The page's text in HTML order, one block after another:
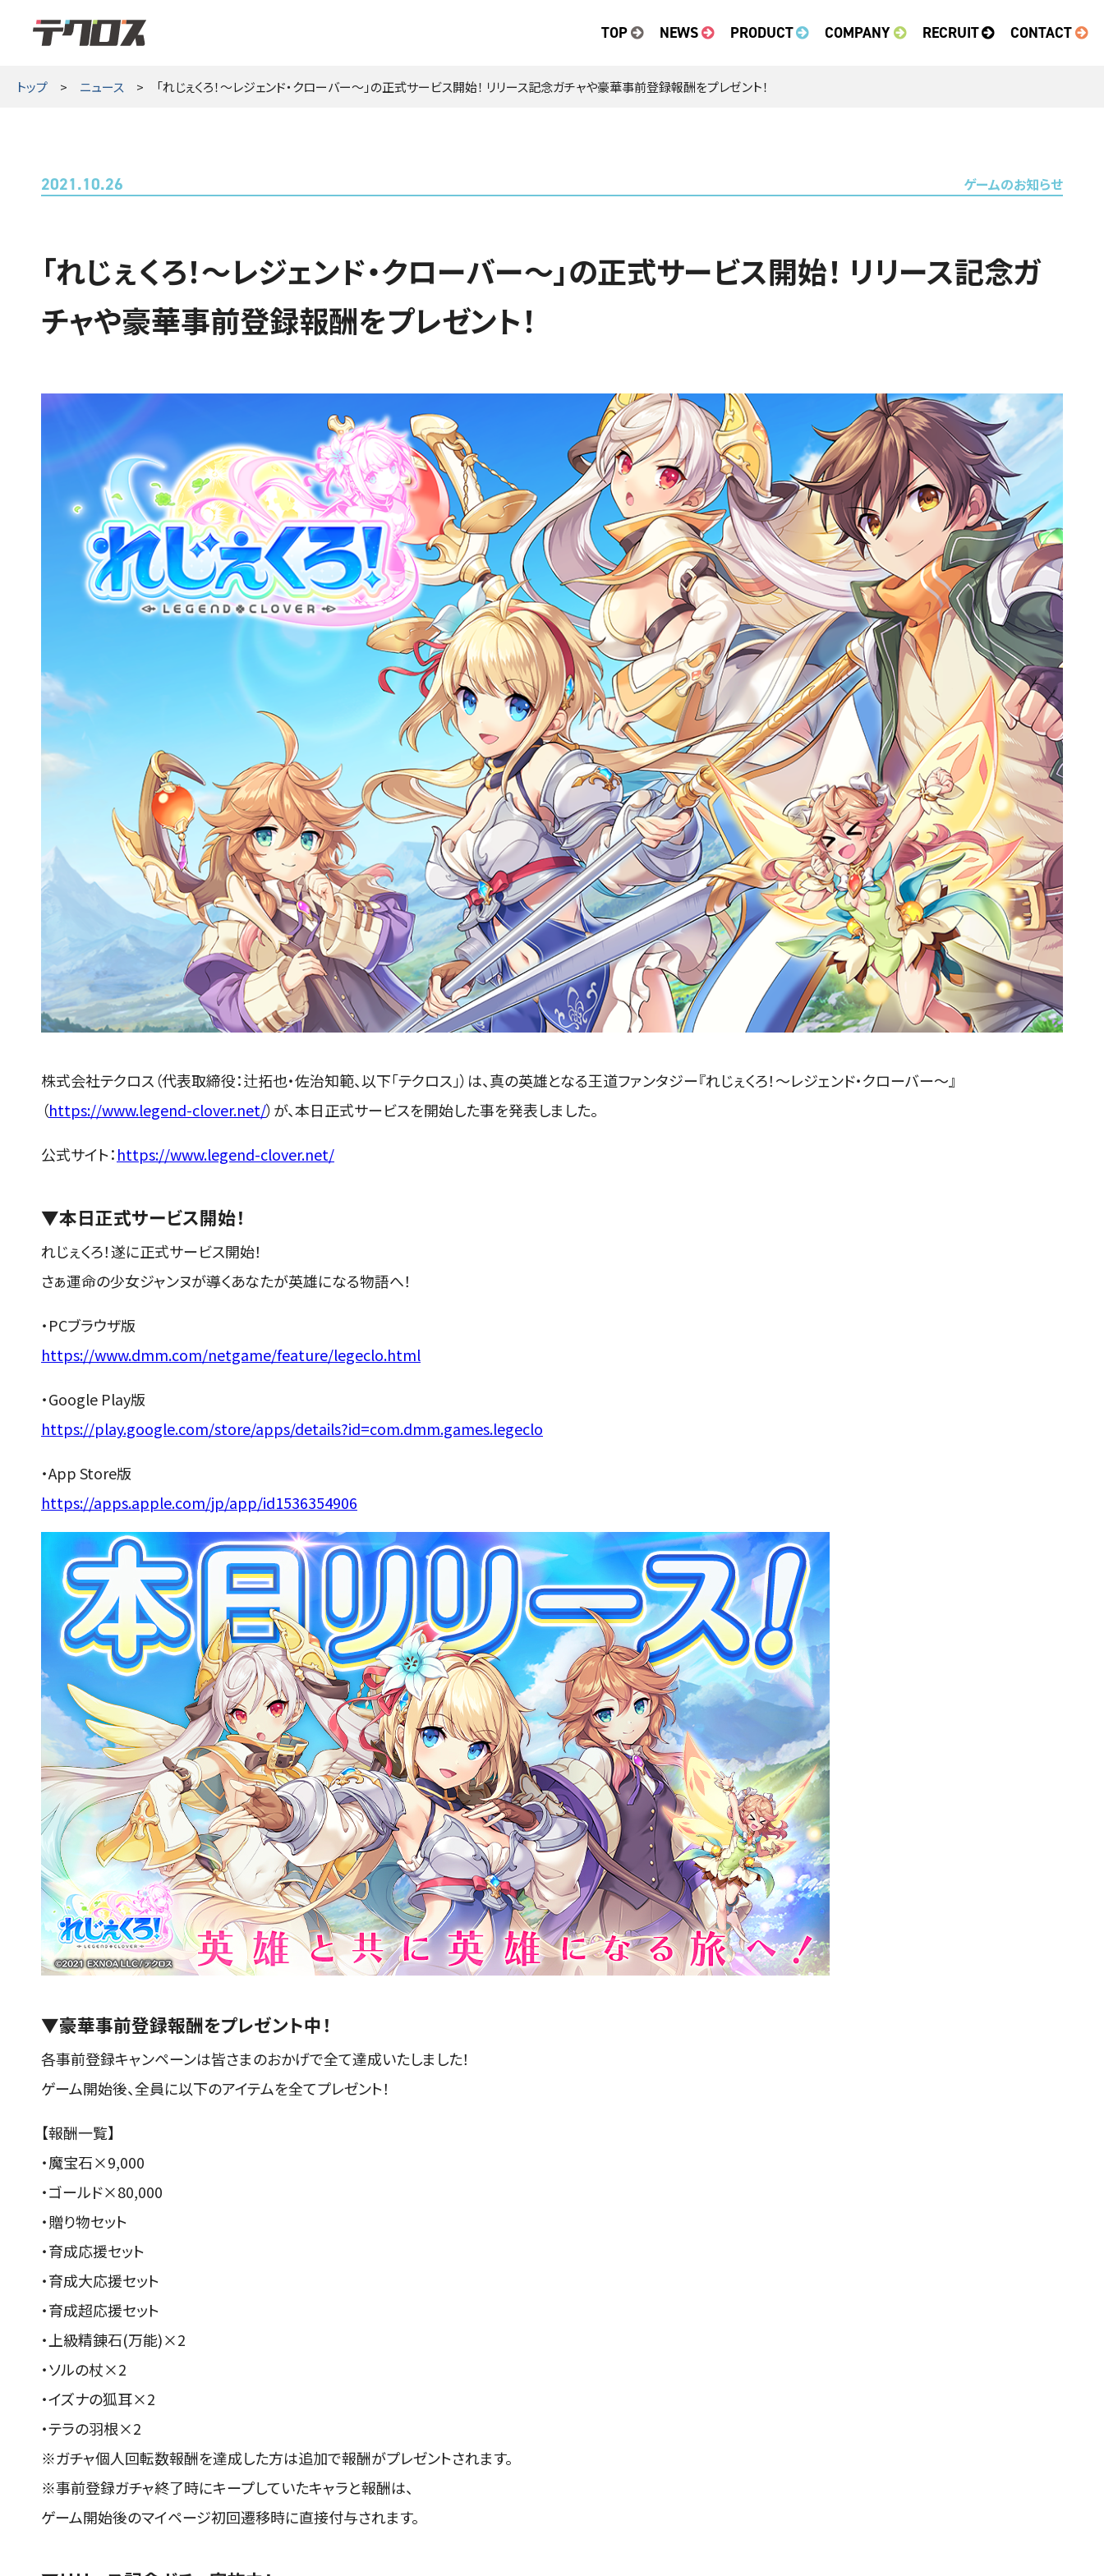
TOP NEWS PRODUCT COMPANY RECRUIT CONTACT
トップ ニュース 「れじぇくろ！～レジェンド・クローバー～」の正式サービス開始！ リリース記念ガチャや豪華事前登録報酬をプレゼント！
2021.10.26 ゲームのお知らせ
「れじぇくろ！～レジェンド・クローバー～」の正式サービス開始！ リリース記念ガ
チャや豪華事前登録報酬をプレゼント！
株式会社テクロス（代表取締役：辻拓也・佐治知範、以下「テクロス」）は、真の英雄となる王道ファンタジー『れじぇくろ！～レジェンド・クローバー～』
（https://www.legend-clover.net/）が、本日正式サービスを開始した事を発表しました。
公式サイト：https://www.legend-clover.net/
▼本日正式サービス開始！
れじぇくろ！遂に正式サービス開始！
さぁ運命の少女ジャンヌが導くあなたが英雄になる物語へ！
・PCブラウザ版
https://www.dmm.com/netgame/feature/legeclo.html
・Google Play版
https://play.google.com/store/apps/details?id=com.dmm.games.legeclo
・App Store版
https://apps.apple.com/jp/app/id1536354906
▼豪華事前登録報酬をプレゼント中！
各事前登録キャンペーンは皆さまのおかげで全て達成いたしました！
ゲーム開始後、全員に以下のアイテムを全てプレゼント！
【報酬一覧】
・魔宝石×9,000
・ゴールド×80,000
・贈り物セット
・育成応援セット
・育成大応援セット
・育成超応援セット
・上級精錬石(万能)×2
・ソルの杖×2
・イズナの狐耳×2
・テラの羽根×2
※ガチャ個人回転数報酬を達成した方は追加で報酬がプレゼントされます。
※事前登録ガチャ終了時にキープしていたキャラと報酬は、
ゲーム開始後のマイページ初回遷移時に直接付与されます。